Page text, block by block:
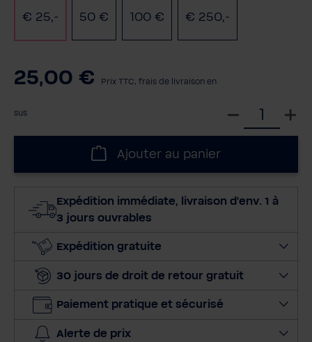
€ 25,- 50 € 100 € € 250,-
25,00 € Prix TTC, frais de livraison en
sus
c
n
e
l
Ajouter au panier
Expédition immédiate, livraison d'env. 1 à
3 jours ouvrables
Expédition gratuite
30 jours de droit de retour gratuit
Paiement pratique et sécurisé
Alerte de prix